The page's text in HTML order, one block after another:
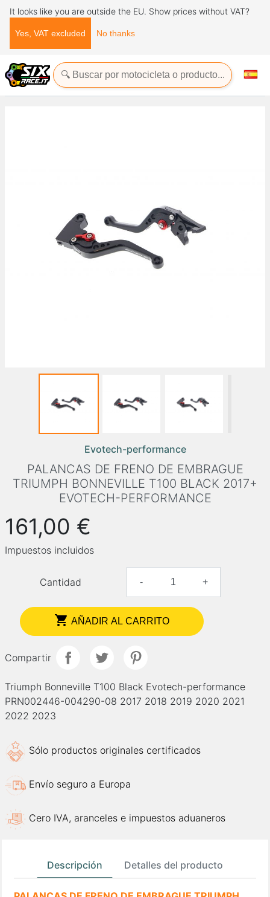
It looks like you are outside the EU. Show prices without VAT?
Yes, VAT excluded No thanks
Inicio Evotech-Performance Triumph
Bonneville
Bonneville T100 Black
Palancas de freno de embrague Triumph Bonneville T100 Black
Evotech-performance
PALANCAS DE FRENO DE EMBRAGUE
TRIUMPH BONNEVILLE T100 BLACK 2017+
EVOTECH-PERFORMANCE
161,00 €
Impuestos incluidos
Cantidad - +
 AÑADIR AL CARRITO
Compartir
Triumph Bonneville T100 Black Evotech-performance
PRN002446-004290-08 2017 2018 2019 2020 2021
2022 2023
Sólo productos originales certificados
Envío seguro a Europa
Cero IVA, aranceles e impuestos aduaneros
Descripción Detalles del producto